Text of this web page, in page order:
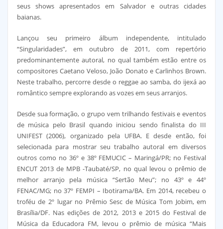
seus shows apresentados em Salvador e outras cidades
baianas.
Lançou seu primeiro álbum independente, intitulado
“Singularidades”, em outubro de 2011, com repertório
predominantemente autoral, no qual também estão entre os
compositores Caetano Veloso, João Donato e Carlinhos Brown.
Neste trabalho, percorre desde o reggae ao samba, do ijexá ao
romântico sempre explorando as vozes em seus arranjos.
Desde sua formação, o grupo vem trilhando festivais e eventos
de música pelo Brasil quando iniciou sendo finalista do III
UNIFEST (2006), organizado pela UFBA. E desde então, foi
selecionada para mostrar seu trabalho autoral em diversos
outros como no 36º e 38º FEMUCIC – Maringá/PR; no Festival
ENCUT 2013 de MPB -Taubaté/SP, no qual levou o prêmio de
melhor arranjo pela música “Sertão Meu”; no 43º e 44º
FENAC/MG; no 37º FEMPI – Ibotirama/BA. Em 2014, recebeu o
troféu de 2º lugar no Prêmio Sesc de Música Tom Jobim, em
Brasília/DF. Nas edições de 2012, 2013 e 2015 do Festival de
Música da Educadora FM, levou o prêmio de música “Mais